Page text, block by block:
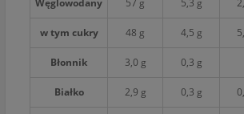
Węglowodany 57 g 5,3 g
w tym cukry 48 g 4,5 g
Błonnik 3,0 g 0,3 g
Białko 2,9 g 0,3 g